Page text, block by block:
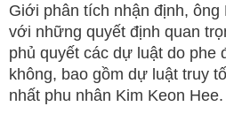
Giới phân tích nhận định, ông
với những quyết định quan
phủ quyết các dự luật do phe
không, bao gồm dự luật truy
nhất phu nhân Kim Keon Hee.